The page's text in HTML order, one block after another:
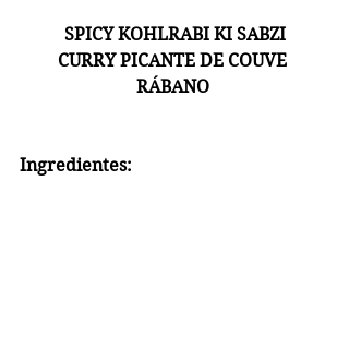
SPICY KOHLRABI KI SABZI
CURRY PICANTE DE COUVE
RÁBANO
Ingredientes: